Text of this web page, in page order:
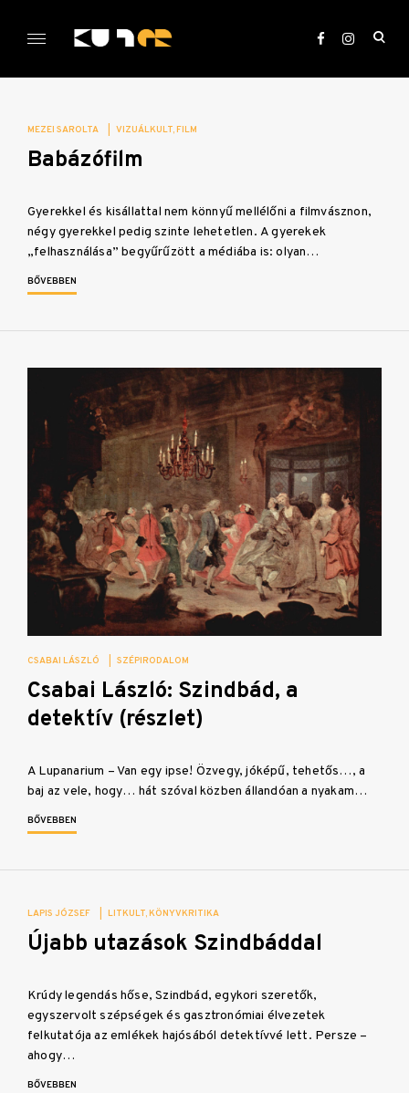
KULTer.hu
MEZEI SAROLTA VIZUÁLKULT FILM
Babázófilm
Gyerekkel és kisállattal nem könnyű mellélőni a filmvásznon,
négy gyerekkel pedig szinte lehetetlen. A gyerekek
„felhasználása” begyűrűzött a médiába is: olyan…
BŐVEBBEN
CSABAI LÁSZLÓ SZÉPIRODALOM
Csabai László: Szindbád, a
detektív (részlet)
A Lupanarium – Van egy ipse! Özvegy, jóképű, tehetős…, a
baj az vele, hogy… hát szóval közben állandóan a nyakam…
BŐVEBBEN
LAPIS JÓZSEF LITKULT KÖNYVKRITIKA
Újabb utazások Szindbáddal
Krúdy legendás hőse, Szindbád, egykori szeretők,
egyszervolt szépségek és gasztronómiai élvezetek
felkutatója az emlékek hajósából detektívvé lett. Persze –
ahogy…
BŐVEBBEN